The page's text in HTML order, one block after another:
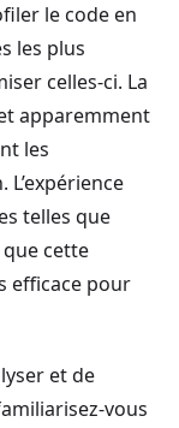
le code en
les plus
celles-ci. La
apparemment
les
telles que
cette
efficace pour
et de
vous